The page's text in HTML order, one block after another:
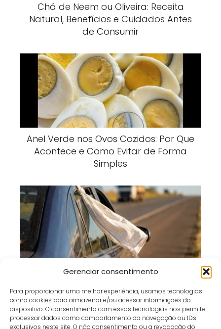
Gerenciar consentimento
Para proporcionar uma melhor experiência, usamos tecnologias
como cookies para armazenar e/ou acessar informações do
dispositivo. O consentimento com essas tecnologias nos permite
processar dados como comportamento da navegação ou IDs
exclusivos neste site. O não consentimento ou a revogação do
Chá de Neem ou Oliveira: Receita
Natural, Benefícios e Cuidados Antes
de Consumir
Anel Verde nos Ovos Cozidos: Por Que
Acontece e Como Evitar de Forma
Simples
Pano Branco no Carro Parado: O Que